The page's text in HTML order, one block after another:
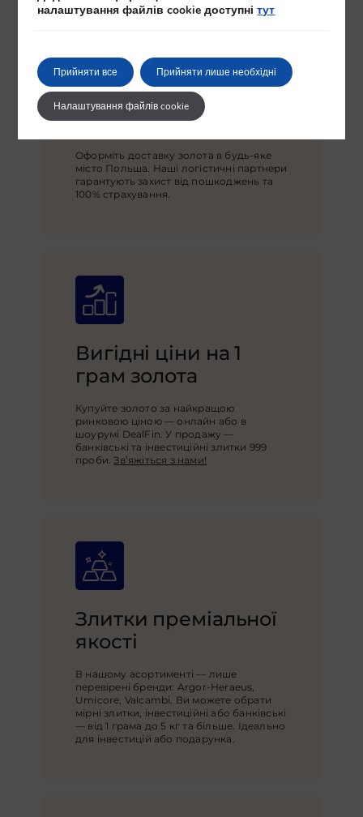
Доставка по Польші
Оформіть доставку золота в будь-яке
місто Польша. Наші логістичні партнери
гарантують захист від пошкоджень та
100% страхування.
Злитки преміальної
якості
В нашому асортименті — лише
перевірені бренди: Argor-Heraeus,
Umicore, Valcambi. Ви можете обрати
мірні злитки, інвестиційні або банківські
— від 1 грама до 5 кг та більше. Ідеально
для інвестицій або подарунка.
Вигідні ціни на 1
грам золота
Купуйте золото за найкращою
ринковою ціною — онлайн або в
шоурумі DealFin. У продажу —
банківські та інвестиційні злитки 999
проби.Зв’яжіться з нами!
налаштування файлів cookie доступнітут
Прийняти все Прийняти лише необхідні
Налаштування файлів cookie